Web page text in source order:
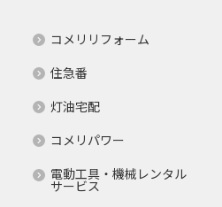
コメリリフォーム
住急番
灯油宅配
コメリパワー
電動工具・機械レンタル
サービス